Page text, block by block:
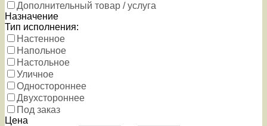
Дополнительный товар / услуга
Назначение
Тип исполнения:
Настенное
Напольное
Настольное
Уличное
Одностороннее
Двухстороннее
Под заказ
Цена